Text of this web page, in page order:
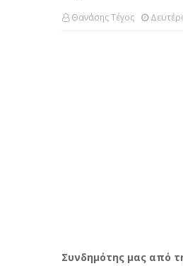
Θανάσης Τέγος
Συνδημότης μας από